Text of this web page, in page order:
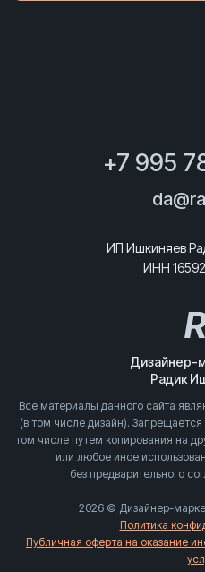
+7 995
ИП Ишкиняев
ИНН
Дизайнер-
Радик
Все материалы данного сайта
(в том числе дизайн).
том числе путем копирования на
или любое иное
без предварительного
2026 © Дизайнер-
Политика
Публичная оферта на оказание